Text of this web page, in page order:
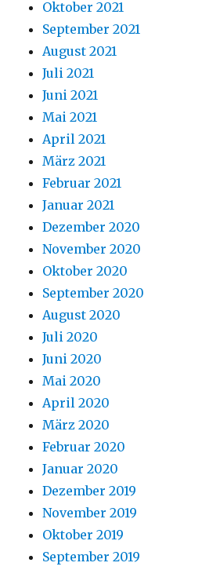
Oktober 2021
September 2021
August 2021
Juli 2021
Juni 2021
Mai 2021
April 2021
März 2021
Februar 2021
Januar 2021
Dezember 2020
November 2020
Oktober 2020
September 2020
August 2020
Juli 2020
Juni 2020
Mai 2020
April 2020
März 2020
Februar 2020
Januar 2020
Dezember 2019
November 2019
Oktober 2019
September 2019